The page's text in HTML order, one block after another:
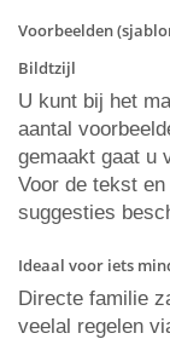
Voorbeelden
Bildtzijl
U kunt bij het
aantal
gemaakt gaat u
Voor de tekst
suggesties
Ideaal voor iets
Directe familie
veelal regelen